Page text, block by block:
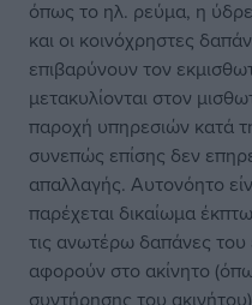
όπως το ηλ. ρεύμα, η
και οι κοινόχρηστες
επιβαρύνουν τον
μετακυλίονται στον
παροχή υπηρεσιών κατά
συνεπώς επίσης δεν
απαλλαγής. Αυτονόητο
παρέχεται δικαίωμα
τις ανωτέρω δαπάνες
αφορούν στο ακίνητο
συντήρησης του